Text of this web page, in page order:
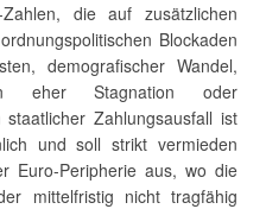
die auf zusätzlichen
Blockaden
demografischer Wandel,
eher Stagnation oder
Zahlungsausfall ist
und soll strikt vermieden
Euro-Peripherie aus, wo die
mittelfristig nicht tragfähig